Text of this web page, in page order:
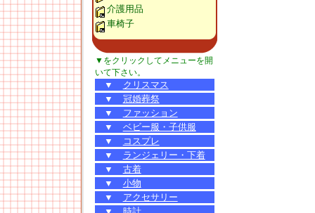
介護用品
車椅子
▼をクリックしてメニューを開
いて下さい。
▼
クリスマス
▼
冠婚葬祭
▼
ファッション
▼
ベビー服・子供服
▼
コスプレ
▼
ランジェリー・下着
▼
古着
▼
小物
▼
アクセサリー